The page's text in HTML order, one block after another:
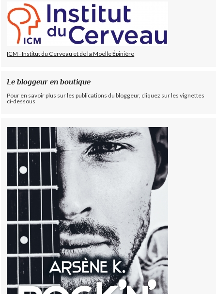
ICM - Institut du Cerveau et de la Moelle Épinière
Le bloggeur en boutique
Pour en savoir plus sur les publications du bloggeur, cliquez sur les vignettes
ci-dessous